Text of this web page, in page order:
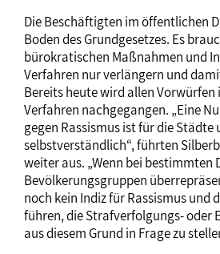
Die Beschäftigten im öffentlichen
Boden des Grundgesetzes. Es
bürokratischen Maßnahmen und
Verfahren nur verlängern und
Bereits heute wird allen Vorwürfen
Verfahren nachgegangen. „Eine
gegen Rassismus ist für die Städte
selbstverständlich“, führten
weiter aus. „Wenn bei bestimmten
Bevölkerungsgruppen
noch kein Indiz für Rassismus und
führen, die Strafverfolgungs- oder
aus diesem Grund in Frage zu